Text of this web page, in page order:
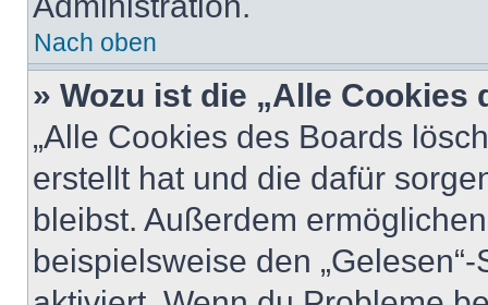
Nach oben
» Wozu ist die „Alle
„Alle Cookies des Boards
erstellt hat und die dafür
bleibst. Außerdem
beispielsweise den